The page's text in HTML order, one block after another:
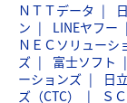
ＮＴＴデータ
ン
LINEヤフー
ＮＥＣソリューシ
ズ
富士ソフト
ーションズ
日
ズ（CTC）
Ｓ